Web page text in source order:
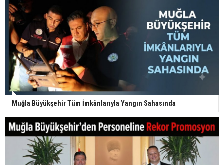
Muğla Büyükşehir Tüm İmkânlarıyla Yangın Sahasında